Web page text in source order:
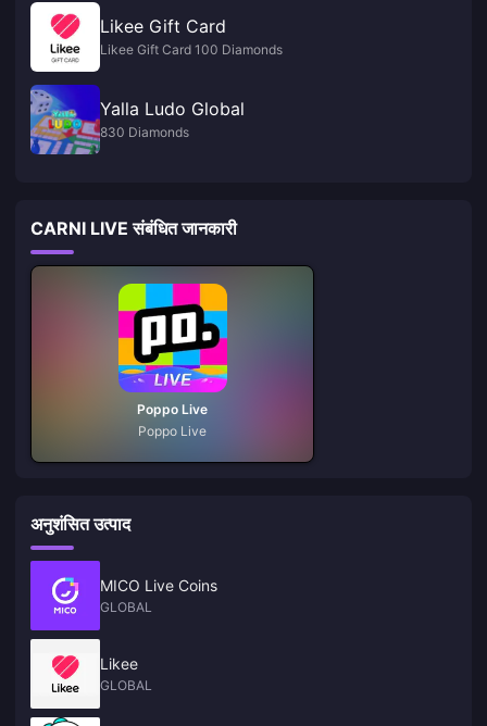
Likee Gift Card
Likee Gift Card 100 Diamonds
Yalla Ludo Global
830 Diamonds
CARNI LIVE संबंधित जानकारी
Poppo Live
Poppo Live
अनुशंसित उत्पाद
MICO Live Coins
GLOBAL
Likee
GLOBAL